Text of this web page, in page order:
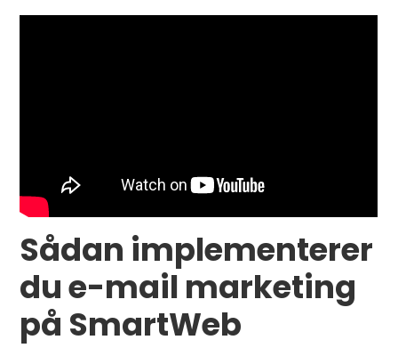
Sådan implementerer
du e-mail marketing
på SmartWeb